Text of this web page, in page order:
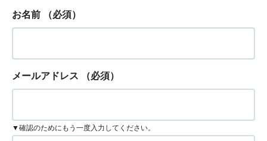
お名前 （必須）
メールアドレス （必須）
▼確認のためにもう一度入力してください。